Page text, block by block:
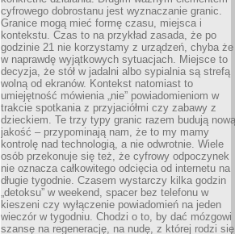
cyfrowego dobrostanu jest wyznaczanie granic.
Granice mogą mieć formę czasu, miejsca i
kontekstu. Czas to na przykład zasada, że po
godzinie 21 nie korzystamy z urządzeń, chyba że
w naprawdę wyjątkowych sytuacjach. Miejsce to
decyzja, że stół w jadalni albo sypialnia są strefą
wolną od ekranów. Kontekst natomiast to
umiejętność mówienia „nie” powiadomieniom w
trakcie spotkania z przyjaciółmi czy zabawy z
dzieckiem. Te trzy typy granic razem budują nową
jakość – przypominają nam, że to my mamy
kontrolę nad technologią, a nie odwrotnie. Wiele
osób przekonuje się też, że cyfrowy odpoczynek
nie oznacza całkowitego odcięcia od internetu na
długie tygodnie. Czasem wystarczy kilka godzin
„detoksu” w weekend, spacer bez telefonu w
kieszeni czy wyłączenie powiadomień na jeden
wieczór w tygodniu. Chodzi o to, by dać mózgowi
szansę na regenerację, na nudę, z której rodzi się